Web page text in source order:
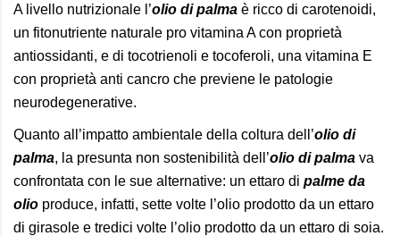
A livello nutrizionale l’olio di palma è ricco di carotenoidi,
un fitonutriente naturale pro vitamina A con proprietà
antiossidanti, e di tocotrienoli e tocoferoli, una vitamina E
con proprietà anti cancro che previene le patologie
neurodegenerative.
Quanto all’impatto ambientale della coltura dell’olio di
palma, la presunta non sostenibilità dell’olio di palma va
confrontata con le sue alternative: un ettaro di palme da
olio produce, infatti, sette volte l’olio prodotto da un ettaro
di girasole e tredici volte l’olio prodotto da un ettaro di soia.